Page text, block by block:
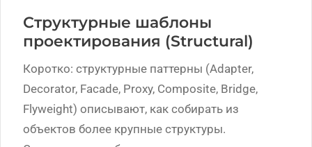
Структурные шаблоны
проектирования (Structural)
Коротко: структурные паттерны (Adapter,
Decorator, Facade, Proxy, Composite, Bridge,
Flyweight) описывают, как собирать из
объектов более крупные структуры.